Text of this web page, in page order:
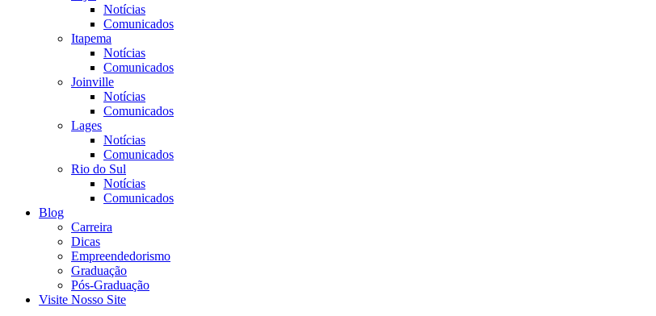
Notícias
Comunicados
Itapema
Notícias
Comunicados
Joinville
Notícias
Comunicados
Lages
Notícias
Comunicados
Rio do Sul
Notícias
Comunicados
Blog
Carreira
Dicas
Empreendedorismo
Graduação
Pós-Graduação
Visite Nosso Site